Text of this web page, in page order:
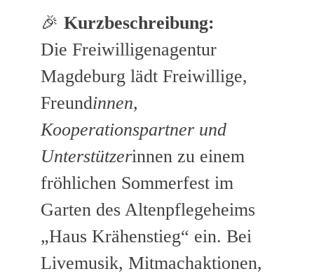
🎉 Kurzbeschreibung:
Die Freiwilligenagentur
Magdeburg lädt Freiwillige,
Freundinnen,
Kooperationspartner und
Unterstützerinnen zu einem
fröhlichen Sommerfest im
Garten des Altenpflegeheims
„Haus Krähenstieg“ ein. Bei
Livemusik, Mitmachaktionen,